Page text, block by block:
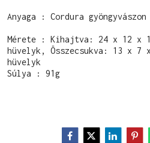
Anyaga : Cordura gyöngyvászon
Mérete : Kihajtva: 24 x 12 x
hüvelyk, Összecsukva: 13 x
hüvelyk
Súlya : 91g